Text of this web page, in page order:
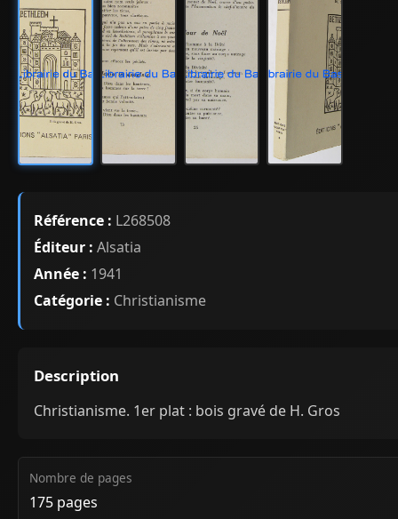
Référence : L268508
Éditeur : Alsatia
Année : 1941
Catégorie : Christianisme
Description
Christianisme. 1er plat : bois gravé de H. Gros
Nombre de pages
175 pages